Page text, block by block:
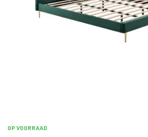
OP VOORRAAD